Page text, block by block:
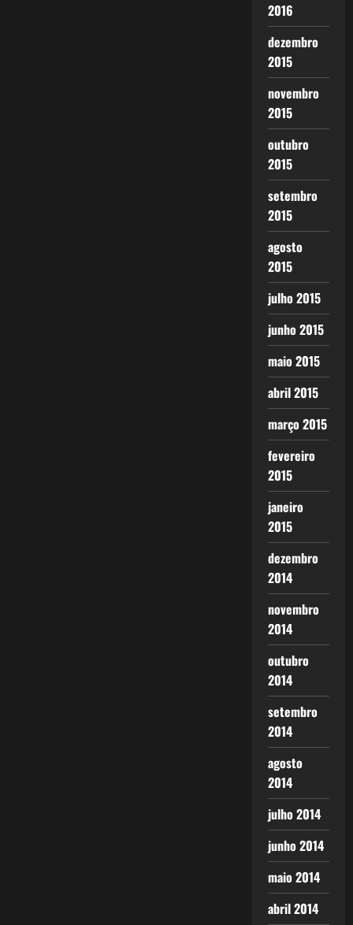
2016
dezembro
2015
novembro
2015
outubro
2015
setembro
2015
agosto
2015
julho 2015
junho 2015
maio 2015
abril 2015
março 2015
fevereiro
2015
janeiro
2015
dezembro
2014
novembro
2014
outubro
2014
setembro
2014
agosto
2014
julho 2014
junho 2014
maio 2014
abril 2014